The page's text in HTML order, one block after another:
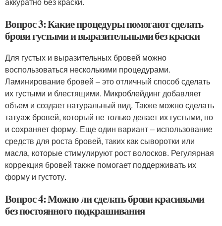
Вопрос 3: Какие процедуры помогают сделать
брови густыми и выразительными без краски
Для густых и выразительных бровей можно
воспользоваться несколькими процедурами.
Ламинирование бровей – это отличный способ сделать
их густыми и блестящими. Микроблейдинг добавляет
объем и создает натуральный вид. Также можно сделать
татуаж бровей, который не только делает их густыми, но
и сохраняет форму. Еще один вариант – использование
средств для роста бровей, таких как сыворотки или
масла, которые стимулируют рост волосков. Регулярная
коррекция бровей также помогает поддерживать их
форму и густоту.
Вопрос 4: Можно ли сделать брови красивыми
без постоянного подкрашивания